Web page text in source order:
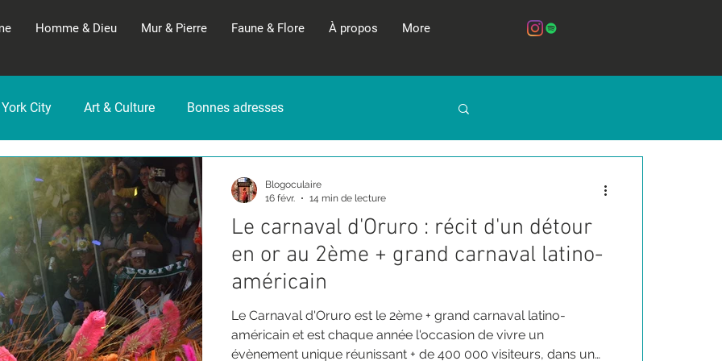
Homme & Dieu Mur & Pierre Faune & Flore À propos More
City Art & Culture Bonnes adresses
Tourisme Turquie Bolivie
Le carnaval d'Oruro : récit d'un détour
en or au 2ème + grand carnaval latino-
américain
Le Carnaval d'Oruro est le 2ème + grand carnaval latino-
américain et est chaque année l'occasion de vivre un
évènement unique réunissant + de 400 000 visiteurs, dans un
Blogoculaire
16 févr.
14 min de lecture